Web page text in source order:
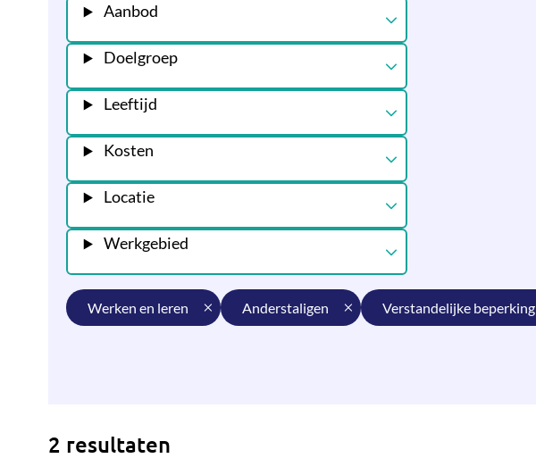
Aanbod
Doelgroep
Leeftijd
Kosten
Locatie
Werkgebied
werken en leren anderstaligen verstandelijke beperking
2 resultaten